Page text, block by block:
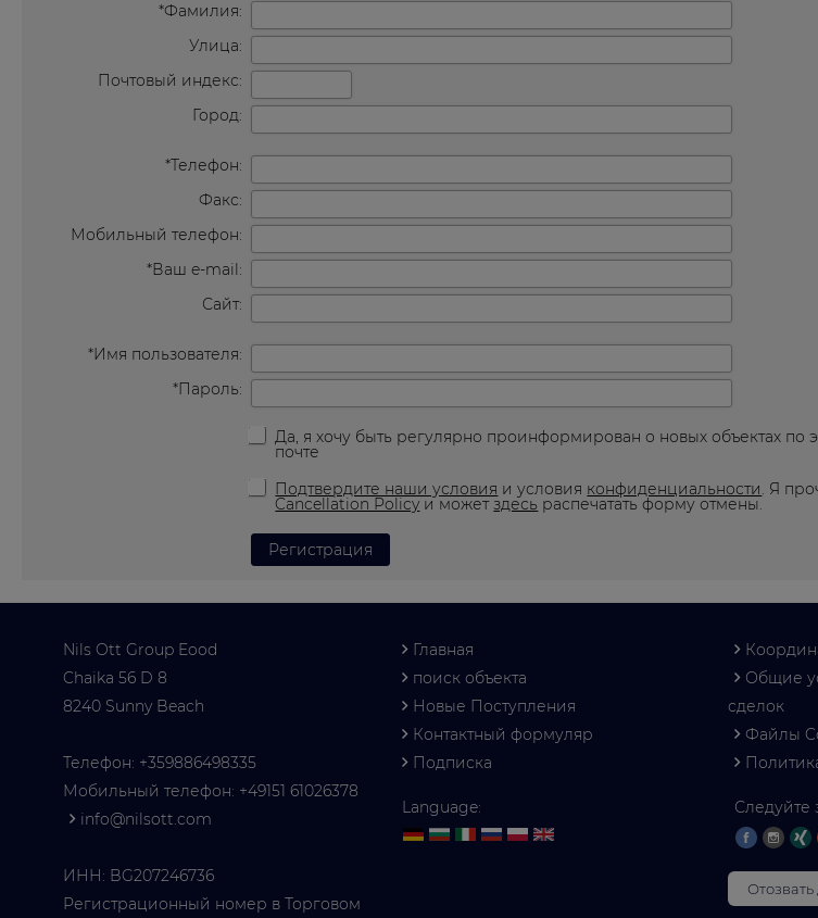
*Фамилия:
Улица:
Почтовый индекс:
Город:
*Телефон:
Факс:
Мобильный телефон:
*Ваш e-mail:
Сайт:
*Имя пользователя:
*Пароль:
Да, я хочу быть регулярно проинформирован о новых объектах по
почте
Подтвердите наши условия и условия конфиденциальности. Я
Cancellation Policy и можетздесь распечатать форму отмены.
Nils Ott Group Eood
Chaika 56 D 8
8240 Sunny Beach
Телефон: +359886498335
Мобильный телефон: +49151 61026378
info@nilsott.com
ИНН: BG207246736
Регистрационный номер в Торговом
Главная
поиск объекта
Новые Поступления
Контактный формуляр
Подписка
Language:
Общие
сделок
Файлы
Следуйте